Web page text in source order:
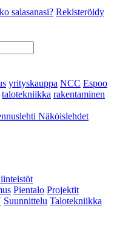
salasanasi? Rekisteröidy
yrityskauppa NCC Espoo
talotekniikka rakentaminen
Näköislehdet
Pientalo Projektit
Suunnittelu Talotekniikka